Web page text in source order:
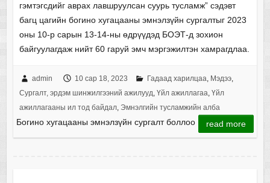
гэмтэгсдийг аврах лавшруулсан суурь тусламж” сэдэвт
багц цагийн богино хугацааны эмнэлзүйн сургалтыг 2023
оны 10-р сарын 13-14-ны өдрүүдэд БОЭТ-д зохион
байгуулагдаж нийт 60 гаруй эмч мэргэжилтэн хамрагдлаа.
admin 10 сар 18, 2023 Гадаад харилцаа, Мэдээ,
Сургалт, эрдэм шинжилгээний ажилууд, Үйл ажиллагаа, Үйл
ажиллагааны ил тод байдал, Эмнэлгийн тусламжийн алба
Богино хугацааны эмнэлзүйн сургалт боллоо read more